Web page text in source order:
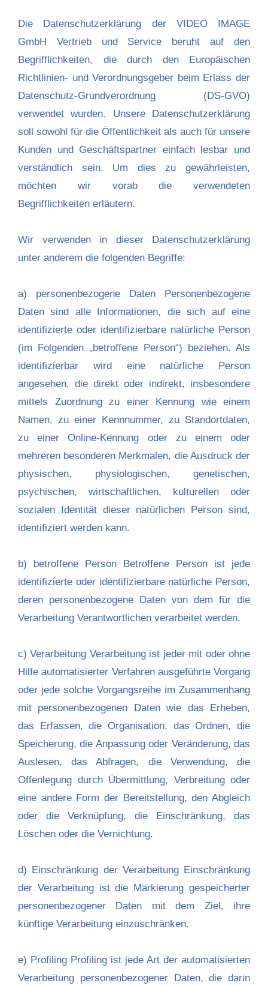
Die Datenschutzerklärung der VIDEO IMAGE
GmbH Vertrieb und Service beruht auf den
Begrifflichkeiten, die durch den Europäischen
Richtlinien- und Verordnungsgeber beim Erlass der
Datenschutz-Grundverordnung (DS-GVO)
verwendet wurden. Unsere Datenschutzerklärung
soll sowohl für die Öffentlichkeit als auch für unsere
Kunden und Geschäftspartner einfach lesbar und
verständlich sein. Um dies zu gewährleisten,
möchten wir vorab die verwendeten
Begrifflichkeiten erläutern.
Wir verwenden in dieser Datenschutzerklärung
unter anderem die folgenden Begriffe:
a) personenbezogene Daten Personenbezogene
Daten sind alle Informationen, die sich auf eine
identifizierte oder identifizierbare natürliche Person
(im Folgenden „betroffene Person“) beziehen. Als
identifizierbar wird eine natürliche Person
angesehen, die direkt oder indirekt, insbesondere
mittels Zuordnung zu einer Kennung wie einem
Namen, zu einer Kennnummer, zu Standortdaten,
zu einer Online-Kennung oder zu einem oder
mehreren besonderen Merkmalen, die Ausdruck der
physischen, physiologischen, genetischen,
psychischen, wirtschaftlichen, kulturellen oder
sozialen Identität dieser natürlichen Person sind,
identifiziert werden kann.
b) betroffene Person Betroffene Person ist jede
identifizierte oder identifizierbare natürliche Person,
deren personenbezogene Daten von dem für die
Verarbeitung Verantwortlichen verarbeitet werden.
c) Verarbeitung Verarbeitung ist jeder mit oder ohne
Hilfe automatisierter Verfahren ausgeführte Vorgang
oder jede solche Vorgangsreihe im Zusammenhang
mit personenbezogenen Daten wie das Erheben,
das Erfassen, die Organisation, das Ordnen, die
Speicherung, die Anpassung oder Veränderung, das
Auslesen, das Abfragen, die Verwendung, die
Offenlegung durch Übermittlung, Verbreitung oder
eine andere Form der Bereitstellung, den Abgleich
oder die Verknüpfung, die Einschränkung, das
Löschen oder die Vernichtung.
d) Einschränkung der Verarbeitung Einschränkung
der Verarbeitung ist die Markierung gespeicherter
personenbezogener Daten mit dem Ziel, ihre
künftige Verarbeitung einzuschränken.
e) Profiling Profiling ist jede Art der automatisierten
Verarbeitung personenbezogener Daten, die darin